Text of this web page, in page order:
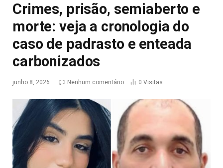
Crimes, prisão, semiaberto e
morte: veja a cronologia do
caso de padrasto e enteada
carbonizados
junho 8, 2026 Nenhum comentário 0 Visitas